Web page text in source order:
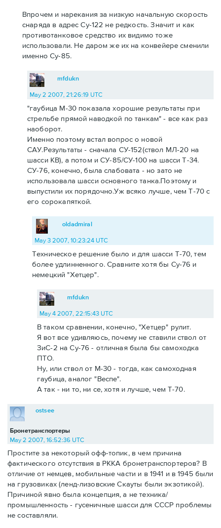
Впрочем и нарекания за низкую начальную скорость
снаряда в адрес Су-122 не редкость. Значит и как
противотанковое средство их видимо тоже
использовали. Не даром же их на конвейере сменили
именно Су-85.
mfdukn
May 2 2007, 21:26:19 UTC
"гаубица М-30 показала хорошие результаты при
стрельбе прямой наводкой по танкам" - все как раз
наоборот.
Именно поэтому встал вопрос о новой
САУ.Результаты - сначала СУ-152(ствол МЛ-20 на
шасси КВ), а потом и СУ-85/СУ-100 на шасси Т-34.
СУ-76, конечно, была слабовата - но зато не
использовала шасси основного танка.Поэтому и
выпустили их порядочно.Уж всяко лучше, чем Т-70 с
его сорокапяткой.
oldadmiral
May 3 2007, 10:23:24 UTC
Техническое решение было и для шасси Т-70, тем
более удлинненного. Сравните хотя бы Су-76 и
немецкий "Хетцер".
mfdukn
May 4 2007, 22:15:43 UTC
В таком сравнении, конечно, "Хетцер" рулит.
Я вот все удивляюсь, почему не ставили ствол от
ЗиС-2 на Су-76 - отличная была бы самоходка
ПТО.
Ну, или ствол от М-30 - тогда, как самоходная
гаубица, аналог "Веспе".
А так - ни то, ни се, хотя и лучше, чем Т-70.
Бронетранспортеры
ostsee
May 2 2007, 16:52:36 UTC
Простите за некоторый офф-топик, в чем причина
фактического отсутствия в РККА бронетранспортеров? В
отличие от немцев, мобильные части и в 1941 и в 1945 были
на грузовиках (ленд-лизовские Скауты были экзотикой).
Причиной явно была концепция, а не техника/
промышленность - гусеничные шасси для СССР проблемы
не составляли.